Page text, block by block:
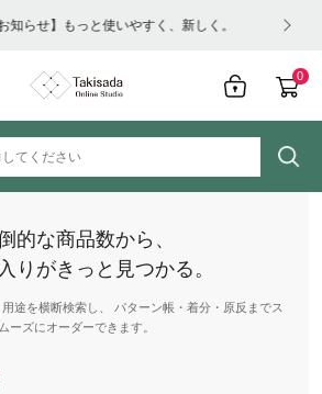
知らせ】もっと使いやすく、新しく。
0
的な商品数から、
りがきっと見つかる。
途を横断検索し、 パターン帳・着分・原反までス
ムーズにオーダーできます。